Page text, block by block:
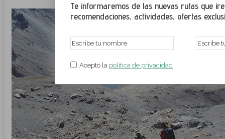
Te informaremos de las nuevas rutas que
recomendaciones, actividades, ofertas
Acepto la política de privacidad